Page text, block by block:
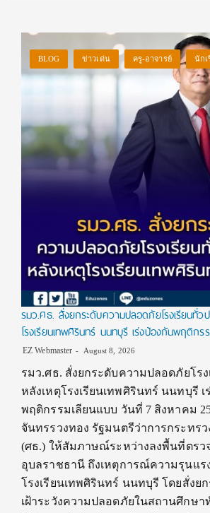
BLOG ข่าวเด่น ครู-อาจารย์ นักเ
รมว.ศธ. สั่งยกระดับความปลอดภัยโรงเรียนทั่ว
โรงเรียนเทพศิรินทร์ นนทบุรี เร่งป้องกันพฤติกร
EZ Webmaster August 8, 2026
รมว.ศธ. สั่งยกระดับความปลอดภัยโรง
หลังเหตุโรงเรียนเทพศิรินทร์ นนทบุรี เ
พฤติกรรมเลียนแบบ วันที่ 7 สิงหาคม
จันทรรวงทอง รัฐมนตรีว่าการกระทร
(ศธ.) ให้สัมภาษณ์ระหว่างลงพื้นที่ตรว
อุบลราชธานี ถึงเหตุการณ์ความรุนแร
โรงเรียนเทพศิรินทร์ นนทบุรี โดยสั่งย
เฝ้าระวังความปลอดภัยในสถานศึกษา